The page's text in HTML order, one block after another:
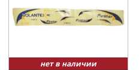
нет в наличии